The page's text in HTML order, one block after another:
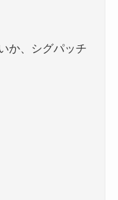
か、シグパッチ